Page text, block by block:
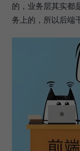
的，业务层其实都
务上的，所以后端